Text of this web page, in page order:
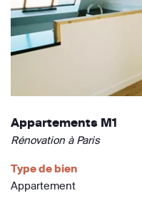
Appartements M1
Rénovation à Paris
Type de bien
Appartement